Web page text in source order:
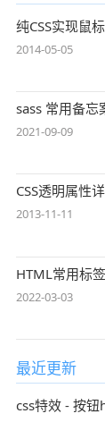
纯CSS实现鼠
2014-05-05
sass 常用备忘
2021-09-09
CSS透明属性
2013-11-11
HTML常用标
2022-03-03
最近更新
css特效 - 按